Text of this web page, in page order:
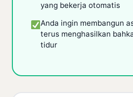
yang bekerja otomatis
Anda ingin membangun
terus menghasilkan
tidur